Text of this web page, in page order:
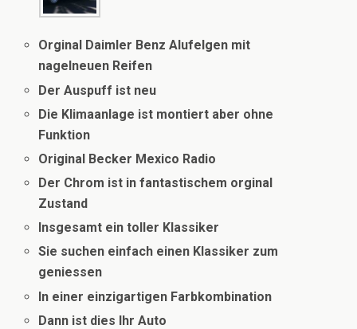
Orginal Daimler Benz Alufelgen mit
nagelneuen Reifen
Der Auspuff ist neu
Die Klimaanlage ist montiert aber ohne
Funktion
Original Becker Mexico Radio
Der Chrom ist in fantastischem orginal
Zustand
Insgesamt ein toller Klassiker
Sie suchen einfach einen Klassiker zum
geniessen
In einer einzigartigen Farbkombination
Dann ist dies Ihr Auto